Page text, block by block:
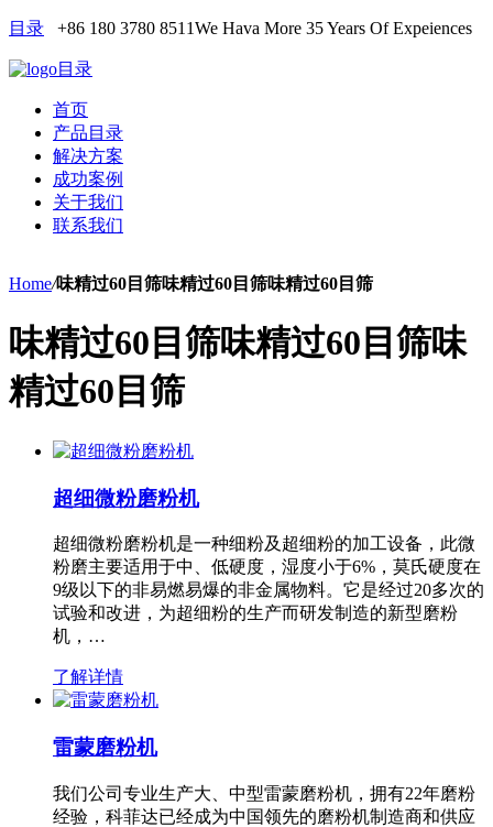
目录 +86 180 3780 8511We Hava More 35 Years Of Expeiences
目录
首页
产品目录
解决方案
成功案例
关于我们
联系我们
Home/味精过60目筛味精过60目筛味精过60目筛
味精过60目筛味精过60目筛味
精过60目筛
超细微粉磨粉机
超细微粉磨粉机是一种细粉及超细粉的加工设备，此微
粉磨主要适用于中、低硬度，湿度小于6%，莫氏硬度在
9级以下的非易燃易爆的非金属物料。它是经过20多次的
试验和改进，为超细粉的生产而研发制造的新型磨粉
机，…
了解详情
雷蒙磨粉机
我们公司专业生产大、中型雷蒙磨粉机，拥有22年磨粉
经验，科菲达已经成为中国领先的磨粉机制造商和供应